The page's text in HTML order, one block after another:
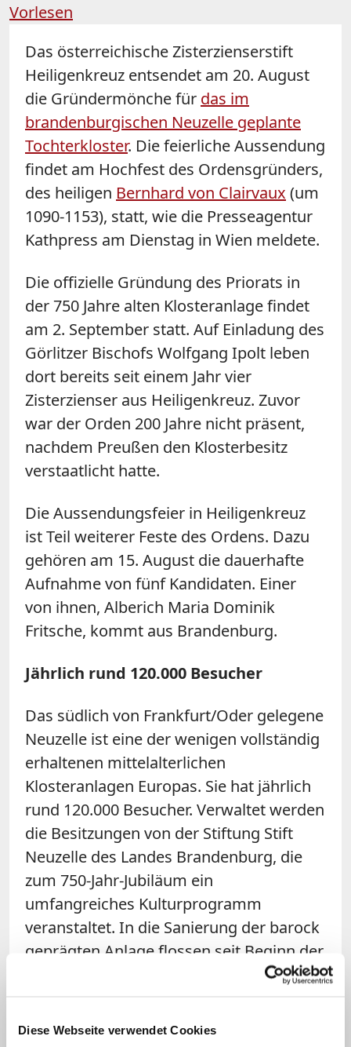
Diese Webseite verwendet Cookies
Vorlesen
Das österreichische Zisterzienserstift
Heiligenkreuz entsendet am 20. August
die Gründermönche für das im
brandenburgischen Neuzelle geplante
Tochterkloster. Die feierliche Aussendung
findet am Hochfest des Ordensgründers,
des heiligen Bernhard von Clairvaux (um
1090-1153), statt, wie die Presseagentur
Kathpress am Dienstag in Wien meldete.
Die offizielle Gründung des Priorats in
der 750 Jahre alten Klosteranlage findet
am 2. September statt. Auf Einladung des
Görlitzer Bischofs Wolfgang Ipolt leben
dort bereits seit einem Jahr vier
Zisterzienser aus Heiligenkreuz. Zuvor
war der Orden 200 Jahre nicht präsent,
nachdem Preußen den Klosterbesitz
verstaatlicht hatte.
Die Aussendungsfeier in Heiligenkreuz
ist Teil weiterer Feste des Ordens. Dazu
gehören am 15. August die dauerhafte
Aufnahme von fünf Kandidaten. Einer
von ihnen, Alberich Maria Dominik
Fritsche, kommt aus Brandenburg.
Jährlich rund 120.000 Besucher
Das südlich von Frankfurt/Oder gelegene
Neuzelle ist eine der wenigen vollständig
erhaltenen mittelalterlichen
Klosteranlagen Europas. Sie hat jährlich
rund 120.000 Besucher. Verwaltet werden
die Besitzungen von der Stiftung Stift
Neuzelle des Landes Brandenburg, die
zum 750-Jahr-Jubiläum ein
umfangreiches Kulturprogramm
veranstaltet. In die Sanierung der barock
geprägten Anlage flossen seit Beginn der
1990er Jahre rund 52 Millionen Euro.
Jahren ohne Unterbrechung. 1133 wurde